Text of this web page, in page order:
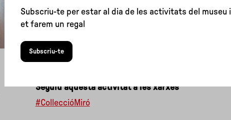
Subscriu-te per estar al dia de les activitats del museu i
et farem un regal
Subscriu-te
Seguiu aquesta activitat a les xarxes
#ColleccióMiró